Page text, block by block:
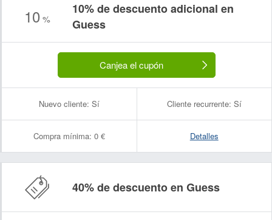
10 %
10% de descuento adicional en
Guess
Canjea el cupón
Nuevo cliente: Sí Cliente recurrente: Sí
Compra mínima: 0 € Detalles
40% de descuento en Guess